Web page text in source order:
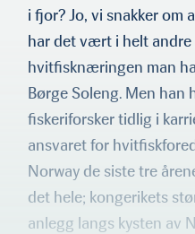
i fjor? Jo, vi snakker om
har det vært i helt andre
hvitfisknæringen man
Børge Soleng. Men han
fiskeriforsker tidlig i
ansvaret for
Norway de siste tre
det hele; kongerikets
anlegg langs kysten av